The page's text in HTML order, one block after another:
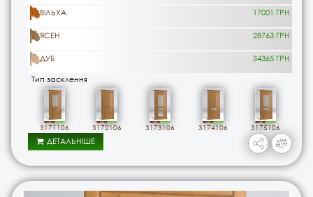
ВІЛЬХА 17001 ГРН
ЯСЕН 28763 ГРН
ДУБ
34365 ГРН
Тип засклення
3171106 3172106 3173106 3174106 3175106
ДЕТАЛЬНІШЕ